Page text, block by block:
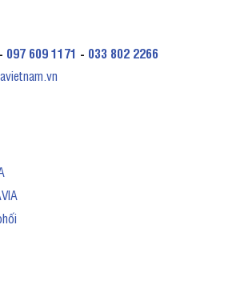
- 097 609 1171 - 033 802 2266